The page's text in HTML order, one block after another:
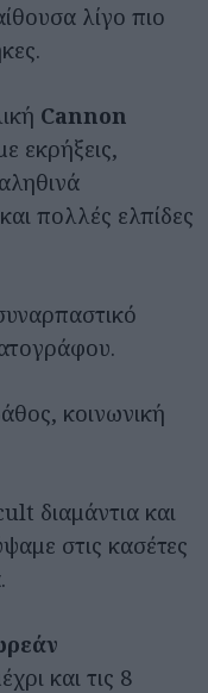
λίγο πιο
Cannon
εκρήξεις,
πολλές ελπίδες
κοινωνική
διαμάντια και
στις κασέτες
και τις 8